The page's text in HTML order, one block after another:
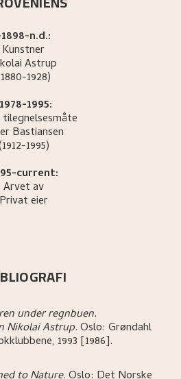
n.d.:
Kunstner
Astrup
1928)
1995:
Bastiansen
1995)
current:
Arvet av
Privat eier
under regnbuen.
Nikolai Astrup.Oslo: Grøndahl
1993 [1986].